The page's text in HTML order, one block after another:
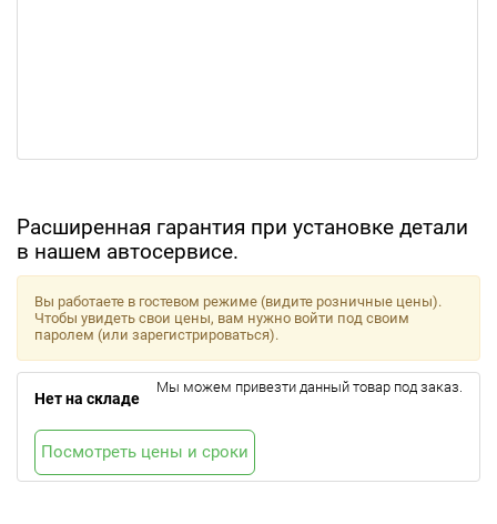
Расширенная гарантия при установке детали
в нашем автосервисе.
Вы работаете в гостевом режиме (видите розничные цены).
Чтобы увидеть свои цены, вам нужно войти под своим
паролем (или зарегистрироваться).
Нет на складе
Мы можем привезти данный товар под заказ.
Посмотреть цены и сроки